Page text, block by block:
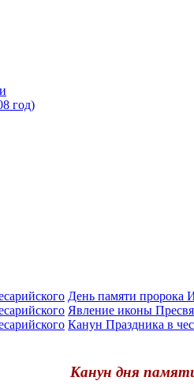
год)
День памяти пророка
Явлeние иконы
Канун Праздника в
Канун дня